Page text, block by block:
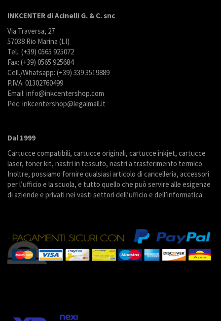
INKCENTER di Acinelli G. & C. snc
Via Traversa, 27
57038 Rio Marina (LI)
Tel.: (+39) 0565 925072
Fax: (+39) 0565 925684
Cell./Whatsapp: (+39) 339 3519889
P.IVA: 01302760499
Email: info@inkcentershop.com
Pec: inkcentershop@legalmail.it
Dal 1999
Cartucce compatibili, cartucce originali, cartucce inkjet, cartucce
laser, toner kit, nastri in tessuto, nastri a trasferimento termico.
Inoltre, possiamo fornire qualsiasi articolo di cancelleria, accessori
per l’ufficio e la scuola, e tutto quello che può servire alle esigenze
di aziende e privati nei vasti settori dell’ufficio e dell’informatica.